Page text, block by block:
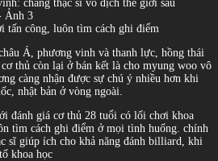
tấn công, luôn tìm cách ghi điểm
Á, phương vinh và thanh lực, hồng thái
thủ còn lại ở bán kết là cho myung woo vô
càng nhận được sự chú ý nhiều hơn khi
nhật bản ở vòng ngoài.
đánh giá cơ thủ 28 tuổi có lối chơi khoa
tìm cách ghi điểm ở mọi tình huống. chính
sĩ giúp ích cho khả năng đánh billiard, khi
khoa học